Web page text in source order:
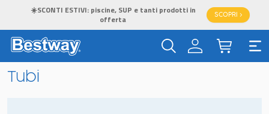
☀️SCONTI ESTIVI: piscine, SUP e tanti prodotti in
offerta
SCOPRI >
Tubi